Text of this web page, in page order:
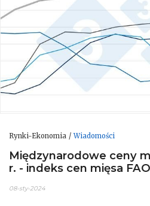
Rynki-Ekonomia Wiadomości
Międzynarodowe ceny
r. - indeks cen mięsa FAO
08-sty-2024